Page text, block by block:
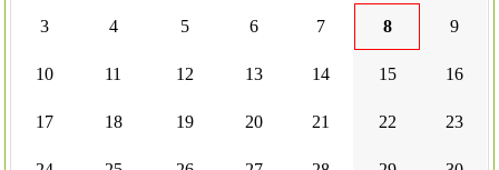
3 4 5 6 7 8 9
10 11 12 13 14 15 16
17 18 19 20 21 22 23